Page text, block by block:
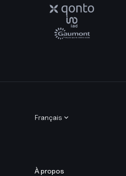
Français
À propos